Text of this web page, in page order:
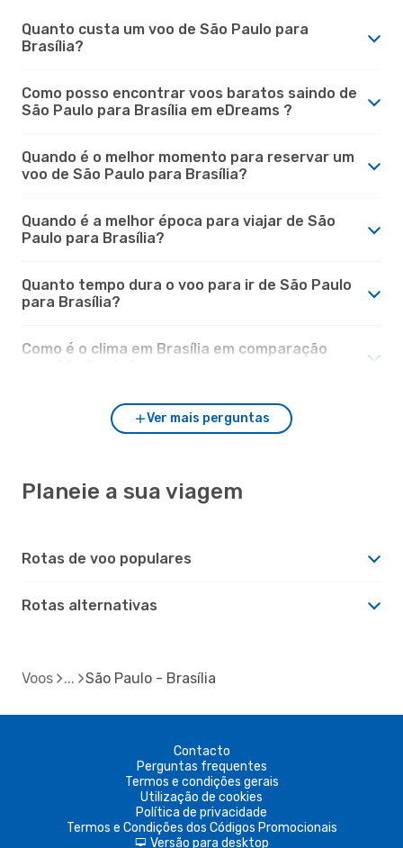
Quanto custa um voo de São Paulo para
Brasília?
Como posso encontrar voos baratos saindo de
São Paulo para Brasília em eDreams ?
Quando é o melhor momento para reservar um
voo de São Paulo para Brasília?
Quando é a melhor época para viajar de São
Paulo para Brasília?
Quanto tempo dura o voo para ir de São Paulo
para Brasília?
Como é o clima em Brasília em comparação
Ver mais perguntas
Planeie a sua viagem
Rotas de voo populares
Rotas alternativas
Voos São Paulo - Brasília
Contacto
Perguntas frequentes
Termos e condições gerais
Utilização de cookies
Política de privacidade
Termos e Condições dos Códigos Promocionais
d Versão para desktop